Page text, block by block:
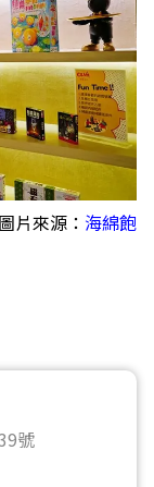
片來源： 海綿飽
號